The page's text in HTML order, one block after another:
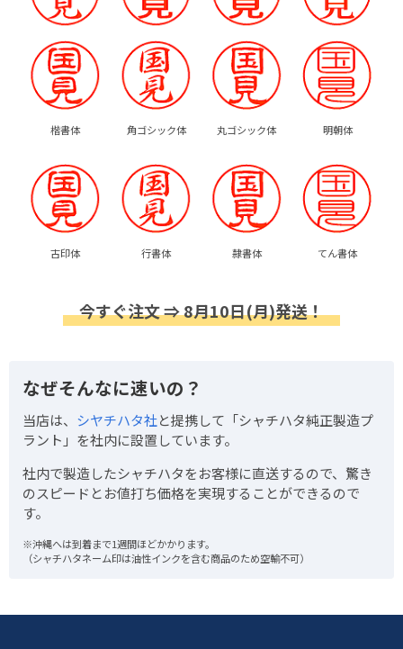
楷書体 角ゴシック体 丸ゴシック体 明朝体
古印体 行書体 隷書体 てん書体
今すぐ注文 ⇒ 8月10日(月)発送！
なぜそんなに速いの？
当店は、 シヤチハタ社と提携して「シャチハタ純正製造プ
ラント」を社内に設置しています。
社内で製造したシャチハタをお客様に直送するので、驚き
のスピードとお値打ち価格を実現することができるので
す。
※沖縄へは到着まで1週間ほどかかります。
（シャチハタネーム印は油性インクを含む商品のため空輸不可）